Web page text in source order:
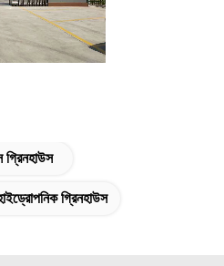
গ্রিনহাউস
গ্রিনহাউস